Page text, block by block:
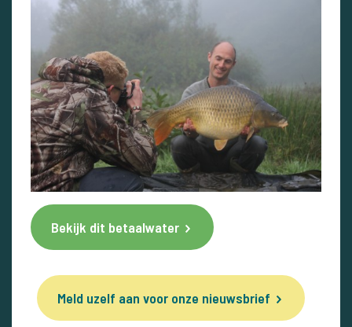
Bekijk dit betaalwater
Meld uzelf aan voor onze nieuwsbrief